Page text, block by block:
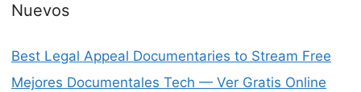
Nuevos
Best Legal Appeal Documentaries to Stream Free
Mejores Documentales Tech — Ver Gratis Online